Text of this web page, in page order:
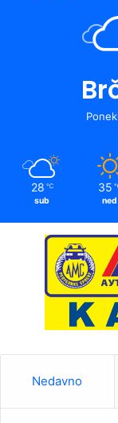
28 ℃
sub
35
ned
Nedavno